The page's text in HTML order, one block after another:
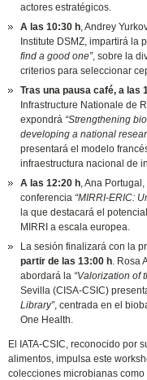
actores estratégicos.
A las 10:30 h, Andrey
Institute DSMZ, impartirá la
find a good one”, sobre la
criterios para seleccionar
Tras una pausa café, a las
Infrastructure Nationale de
expondrá “Strengthening
developing a national
presentará el modelo
infraestructura nacional de
A las 12:20 h, Ana
conferencia “MIRRI-ERIC:
la que destacará el
MIRRI a escala europea.
La sesión finalizará con la
partir de las 13:00 h. Rosa
abordará la “Valorization of
Sevilla (CISA-CSIC)
Library”, centrada en el
One Health.
El IATA-CSIC, reconocido por
alimentos, impulsa este
colecciones microbianas